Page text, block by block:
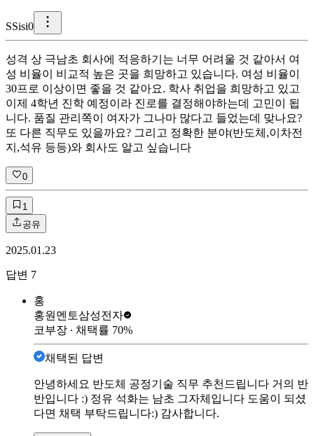
SSisi0
성격 상 극남초 회사에 적응하기는 너무 어려울 것 같아서 여
성 비율이 비교적 높은 곳을 희망하고 있습니다. 여성 비율이
30프로 이상이면 좋을 것 같아요. 학사 취업을 희망하고 있고
이제 4학년 진학 예정이라 진로를 결정해야하는데 고민이 됩
니다. 품질 관리쪽이 여자가 그나마 많다고 들었는데 맞나요?
또 다른 직무도 있을까요? 그리고 정확한 분야(반도체,이차전
지,석유 등등)와 회사도 알고 싶습니다
0
1
공유
2025.01.23
답변 7
홍
홍원멘토삼성전자
코부장 ∙ 채택률 70%
채택된 답변
안녕하세요 반도체 공정기술 직무 추천드립니다 거의 반
반입니다 :) 정유 석화는 남초 그자체입니다 도움이 되셨
다면 채택 부탁드립니다:) 감사합니다.